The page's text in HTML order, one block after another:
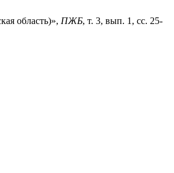
область)», ПЖБ, т. 3, вып. 1, сс. 25-